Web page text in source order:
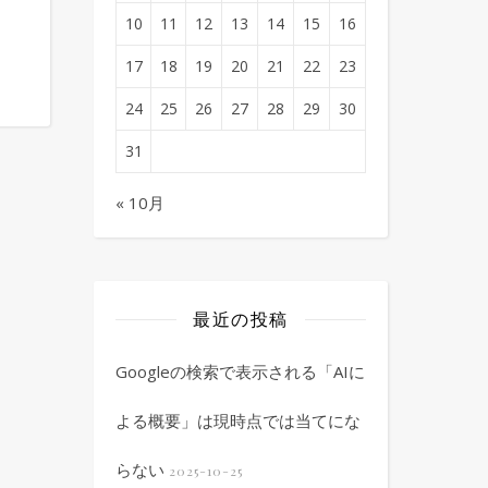
10 11 12 13 14 15 16
17 18 19 20 21 22 23
24 25 26 27 28 29 30
31
« 10月
最近の投稿
Googleの検索で表示される「AIに
よる概要」は現時点では当てにな
らない 2025-10-25